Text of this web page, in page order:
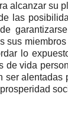
alcanzar su
las
sus miembros
lo
de vida
ser alentadas